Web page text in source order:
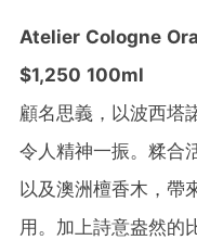
Atelier Cologne
$1,250 100ml
顧名思義，以波西塔
令人精神一振。糅合
以及澳洲檀香木，帶
用。加上詩意盎然的